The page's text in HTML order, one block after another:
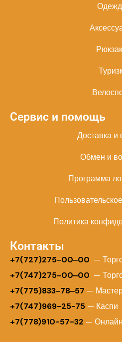
Сервис и помощь
Доставка и
Обмен и
Программа
Политика
Контакты
+7(727)275‒00‒00 —
+7(747)275‒00‒00 —
+7(775)833‒78‒57 —
+7(747)969-25-75 — Каспи
+7(778)910-57-32 —